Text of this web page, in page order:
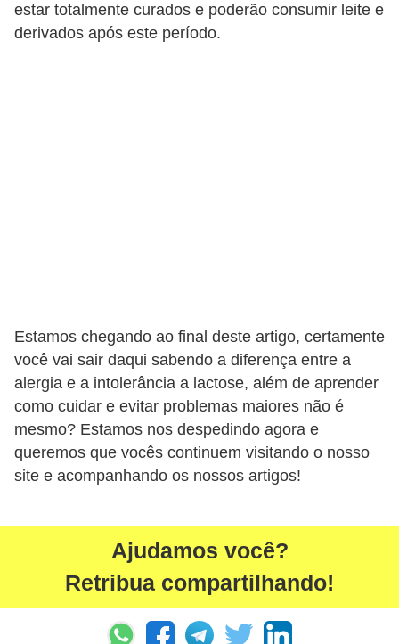
estar totalmente curados e poderão consumir leite e
derivados após este período.
Estamos chegando ao final deste artigo, certamente
você vai sair daqui sabendo a diferença entre a
alergia e a intolerância a lactose, além de aprender
como cuidar e evitar problemas maiores não é
mesmo? Estamos nos despedindo agora e
queremos que vocês continuem visitando o nosso
site e acompanhando os nossos artigos!
Ajudamos você?
Retribua compartilhando!